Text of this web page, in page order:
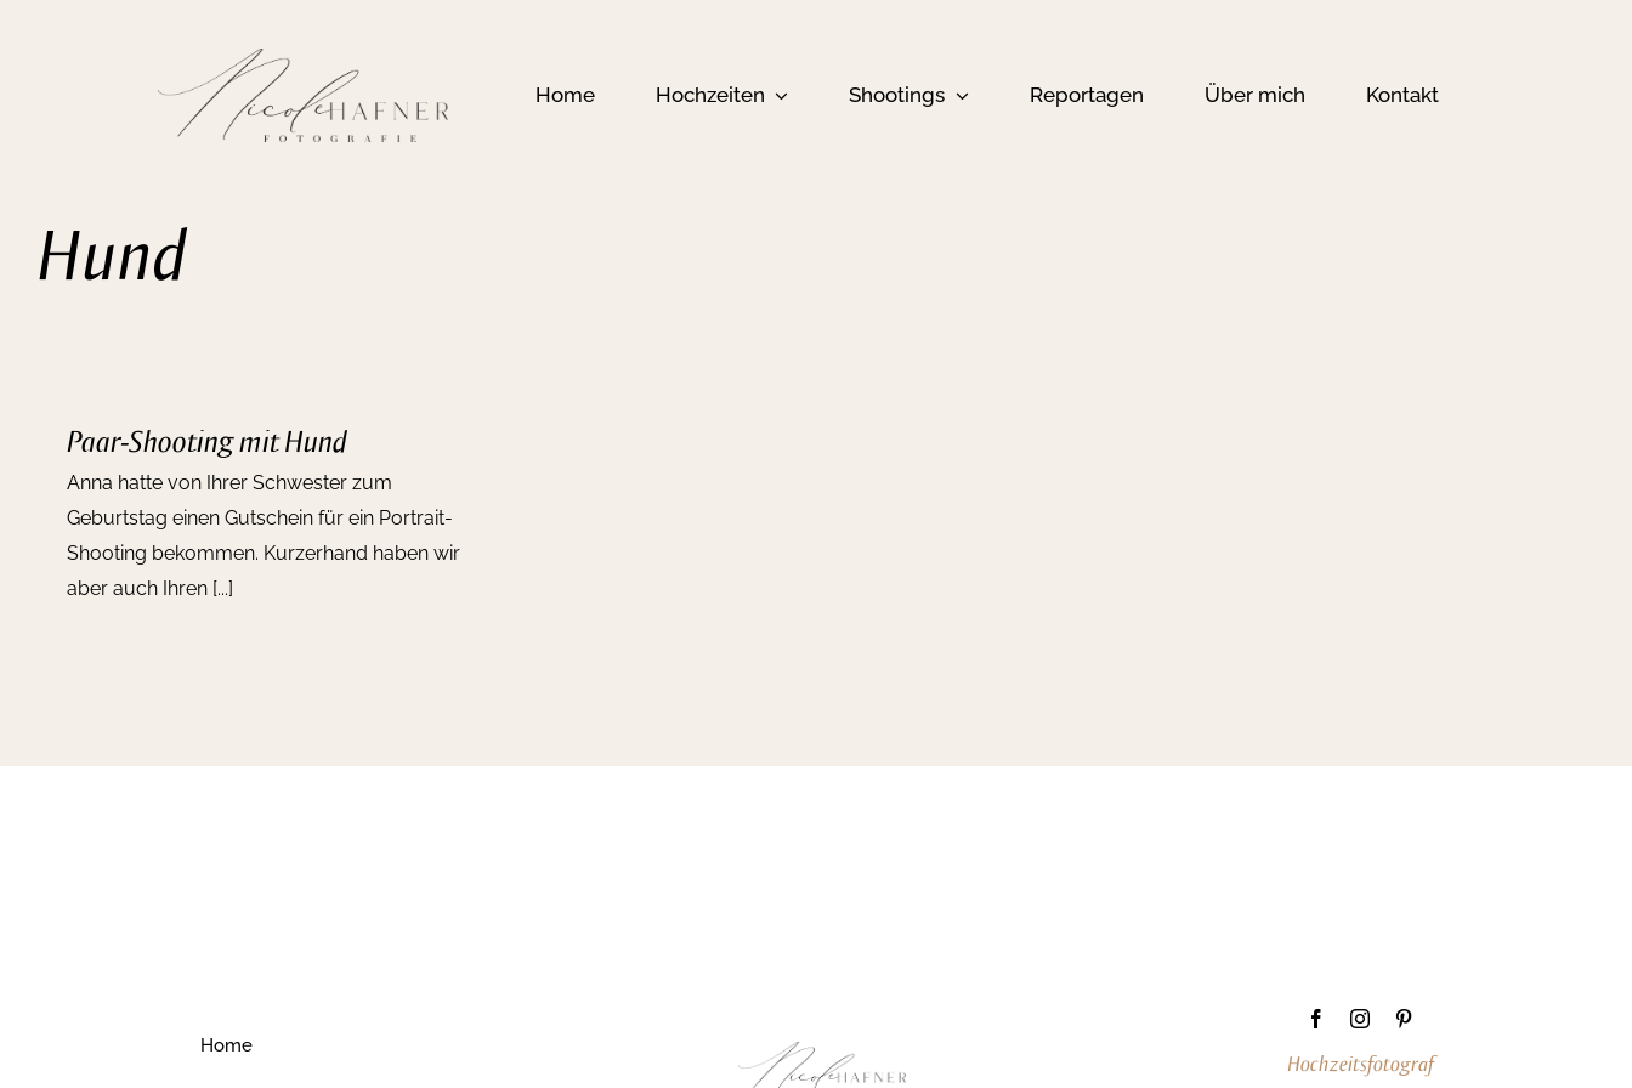
Home Hochzeiten Shootings Reportagen Über mich Kontakt
Hund
Paar-Shooting mit Hund
Anna hatte von Ihrer Schwester zum
Geburtstag einen Gutschein für ein Portrait-
Shooting bekommen. Kurzerhand haben wir
aber auch Ihren [...]
Home
Hochzeitsfotograf